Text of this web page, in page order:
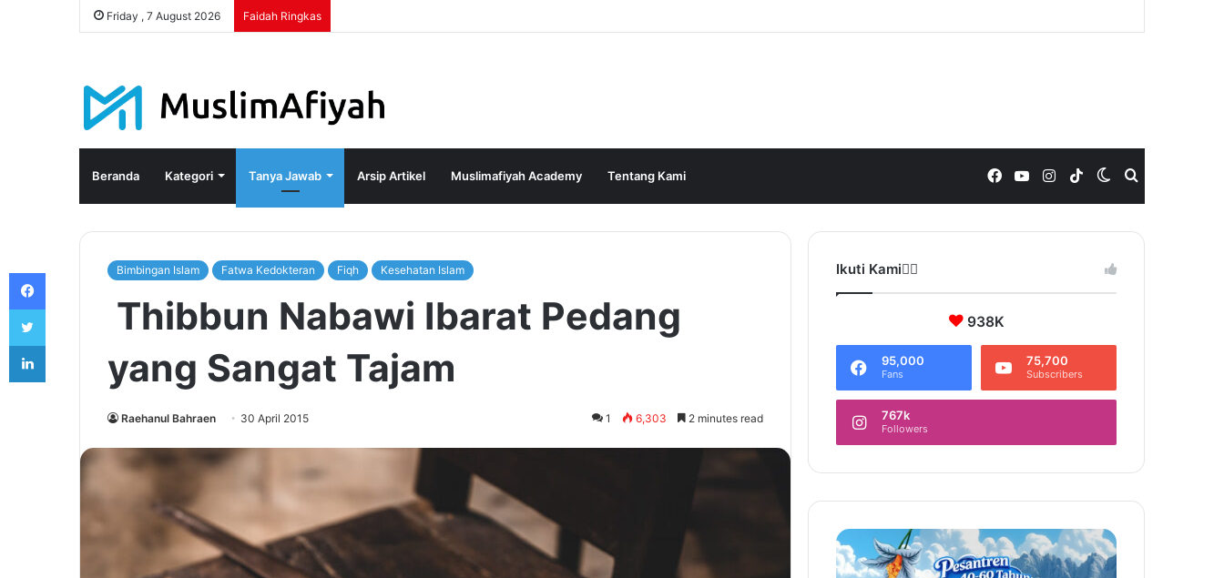
Friday , 7 August 2026 Faidah Ringkas
Beranda Kategori Tanya Jawab Arsip Artikel Muslimafiyah Academy Tentang Kami Switch
skin
TikTok
Instagram
YouTube
Facebook
Bimbingan Islam Fatwa Kedokteran Fiqh Kesehatan Islam
Thibbun Nabawi Ibarat Pedang
yang Sangat Tajam
Raehanul Bahraen 30 April 2015 1 6,303 2 minutes read
Ikuti Kami❤️‍🔥
938K
95,000
Fans
75,700
Subscribers
767k
Followers
Facebook
Twitter
LinkedIn